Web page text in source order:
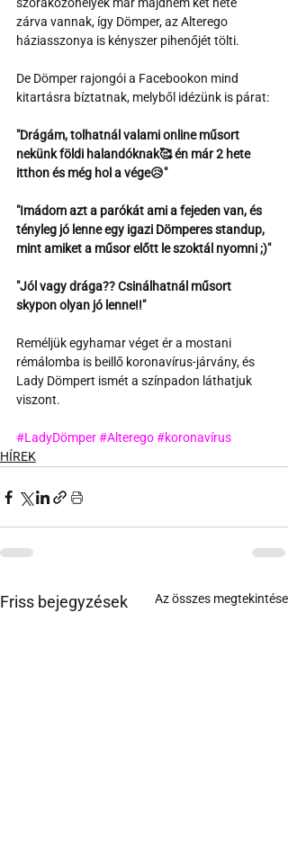
zárva vannak, így Dömper, az Alterego
háziasszonya is kényszer pihenőjét tölti.
De Dömper rajongói a Facebookon mind
kitartásra bíztatnak, melyből idézünk is párat:
"Drágám, tolhatnál valami online műsort
nekünk földi halandóknak🥰 én már 2 hete
itthon és még hol a vége😥"
"Imádom azt a parókát ami a fejeden van, és
tényleg jó lenne egy igazi Dömperes standup,
mint amiket a műsor előtt le szoktál nyomni ;)"
"Jól vagy drága?? Csinálhatnál műsort
skypon olyan jó lenne!!"
Reméljük egyhamar véget ér a mostani
rémálomba is beillő koronavírus-járvány, és
Lady Dömpert ismét a színpadon láthatjuk
viszont.
#LadyDömper#Alterego#koronavírus
HÍREK
Friss bejegyzések Az összes megtekintése